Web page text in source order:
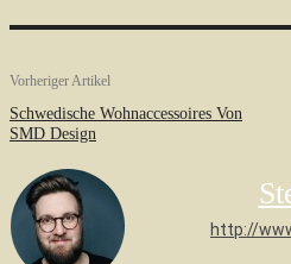
Vorheriger Artikel
Schwedische Wohnaccessoires Von
SMD Design
http://